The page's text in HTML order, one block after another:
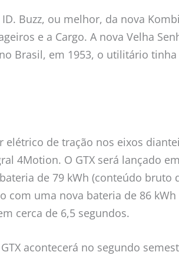
Buzz, ou melhor, da nova
e a Cargo. A nova Velha
Brasil, em 1953, o utilitário
elétrico de tração nos eixos
4Motion. O GTX será lançado
de 79 kWh (conteúdo bruto
uma nova bateria de 86
cerca de 6,5 segundos.
acontecerá no segundo